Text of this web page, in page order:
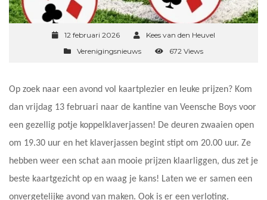
12 februari 2026
Kees van den Heuvel
Verenigingsnieuws
672 Views
Op zoek naar een avond vol kaartplezier en leuke prijzen? Kom
dan vrijdag 13 februari naar de kantine van Veensche Boys voor
een gezellig potje koppelklaverjassen! De deuren zwaaien open
om 19.30 uur en het klaverjassen begint stipt om 20.00 uur. Ze
hebben weer een schat aan mooie prijzen klaarliggen, dus zet je
beste kaartgezicht op en waag je kans! Laten we er samen een
onvergetelijke avond van maken. Ook is er een verloting.